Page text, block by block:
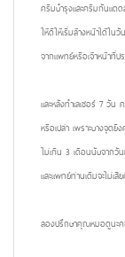
ครีมบำรุงและครีมกันแดด
ให้ดีให้เริ่มล้างหน้าได้ใน
จากแพทย์หรือเจ้าหน้าที่ป
และหลังทำเลเซอร์ 7 วั
หรือเปล่า เพราะบางจุด
ไม่เกิน 3 เดือนนับจากวั
และแพทย์ท่านเดิมจะไม่เ
ลองปรึกษาคุณหมอดูนะค